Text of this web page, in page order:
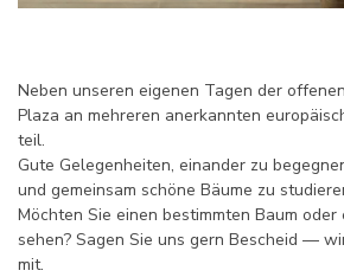
Neben unseren eigenen Tagen der
Plaza an mehreren anerkannten
teil.
Gute Gelegenheiten, einander zu
und gemeinsam schöne Bäume zu
Möchten Sie einen bestimmten Baum
sehen? Sagen Sie uns gern Bescheid —
mit.